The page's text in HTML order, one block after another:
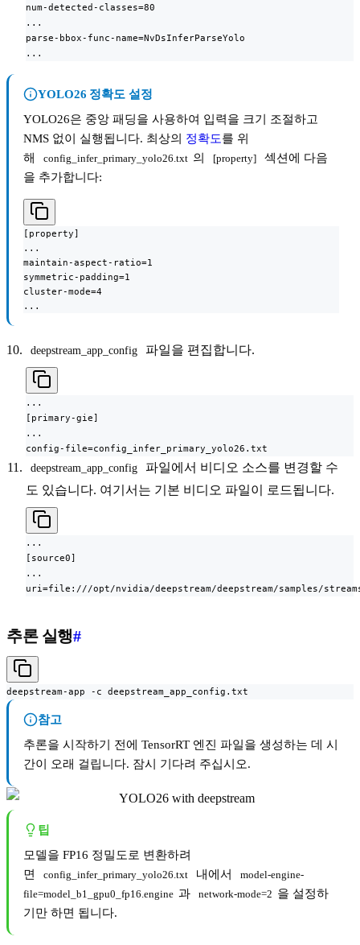
num-detected-classes=80
...
parse-bbox-func-name=NvDsInferParseYolo
...
YOLO26 정확도 설정
YOLO26은 중앙 패딩을 사용하여 입력을 크기 조절하고
NMS 없이 실행됩니다. 최상의 정확도를 위
해
config_infer_primary_yolo26.txt 의 [property]
섹션에 다음
을 추가합니다:
[property]
...
maintain-aspect-ratio=1
symmetric-padding=1
cluster-mode=4
...
deepstream_app_config 파일을 편집합니다.
...
[primary-gie]
...
config-file=config_infer_primary_yolo26.txt
deepstream_app_config
파일에서 비디오 소스를 변경할 수
도 있습니다. 여기서는 기본 비디오 파일이 로드됩니다.
...
[source0]
...
uri=file:///opt/nvidia/deepstream/deepstream/samples/streams/
추론 실행#
deepstream-app -c deepstream_app_config.txt
참고
추론을 시작하기 전에 TensorRT 엔진 파일을 생성하는 데 시
간이 오래 걸립니다. 잠시 기다려 주십시오.
팁
모델을 FP16 정밀도로 변환하려
면
config_infer_primary_yolo26.txt 내에서
model-engine-
file=model_b1_gpu0_fp16.engine 과 network-mode=2 을 설정하
기만 하면 됩니다.